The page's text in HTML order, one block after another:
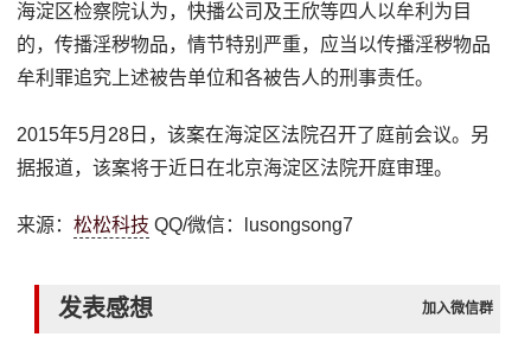
海淀区检察院认为，快播公司及王欣等四人以牟利为目
的，传播淫秽物品，情节特别严重，应当以传播淫秽物品
牟利罪追究上述被告单位和各被告人的刑事责任。
2015年5月28日，该案在海淀区法院召开了庭前会议。另
据报道，该案将于近日在北京海淀区法院开庭审理。
来源：松松科技 QQ/微信：lusongsong7
发表感想 加入微信群